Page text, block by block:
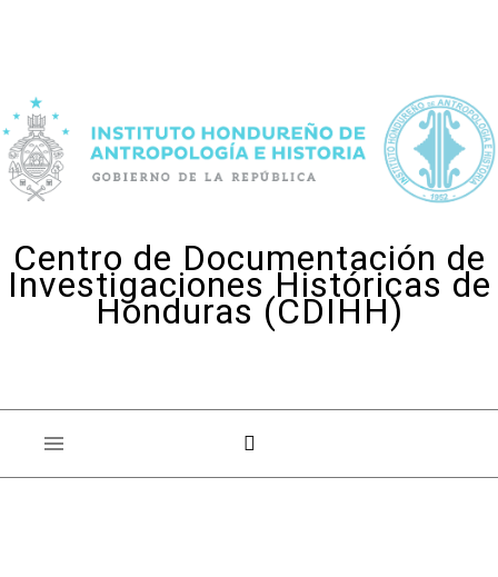
Centro de Documentación de
Investigaciones Históricas de
Honduras (CDIHH)